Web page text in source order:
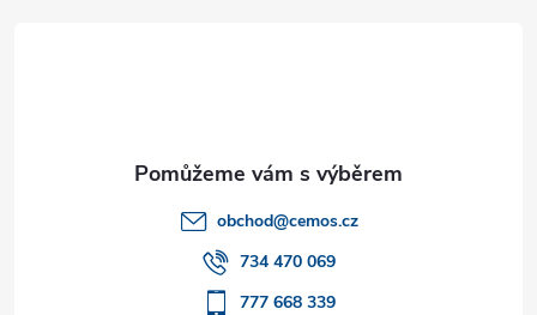
obchod@cemos.cz
734 470 069
777 668 339